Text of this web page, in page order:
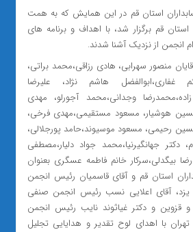
استان قم در این همایش که به همت
قم برگزار شد، با اهداف و برنامه های
انجمن از نزدیک آشنا شدند.
منصور سهرابی، هادی رزاقی،محمد براتی،
غفاری،ابوالفضل هاشم نژاد، علیرضا
وجدانی،محمد آجورلو، مهدی
هوشیار، مسعود مستقیمی،مهدی فرخی،
رحیمی، مسعود موسیوند،حامد پورجلالی،
دکتر جهانگیرنیا،محمد جواد دلیار،مصطفی
بیگدلی،سرکار خانم فاطمه عسگری بعنوان
استان قم و آقای قاسمیان رئیس انجمن
یزد، آقای اعلایی نسب رئیس انجمن صنفی
و قزوین و دکتر غیاثوند نایب رئیس انجمن
با اهدای لوح تقدیر و هدایایی تجلیل